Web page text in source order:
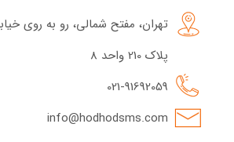
تهران، مفتح شمالی، رو به روی
پلاک 210 واحد 8
021-91692059
info@hodhodsms.com